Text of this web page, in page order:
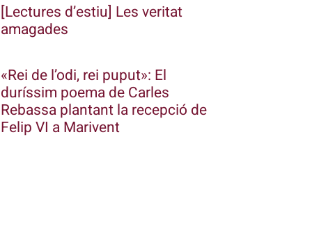
[Lectures d’estiu] Les veritat
amagades
«Rei de l’odi, rei puput»: El
duríssim poema de Carles
Rebassa plantant la recepció de
Felip VI a Marivent